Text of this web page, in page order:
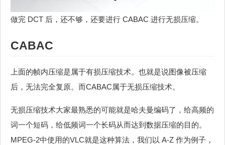
做完 DCT 后，还不够，还要进行 CABAC 进行无损压缩。
CABAC
上面的帧内压缩是属于有损压缩技术。也就是说图像被压缩
后，无法完全复原。而CABAC属于无损压缩技术。
无损压缩技术大家最熟悉的可能就是哈夫曼编码了，给高频的
词一个短码，给低频词一个长码从而达到数据压缩的目的。
MPEG-2中使用的VLC就是这种算法，我们以 A-Z 作为例子，